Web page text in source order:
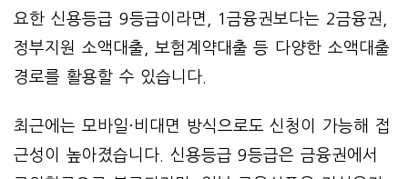
요한 신용등급 9등급이라면, 1금융권보다는 2금융권,
정부지원 소액대출, 보험계약대출 등 다양한 소액대출
경로를 활용할 수 있습니다.
최근에는 모바일·비대면 방식으로도 신청이 가능해 접
근성이 높아졌습니다. 신용등급 9등급은 금융권에서